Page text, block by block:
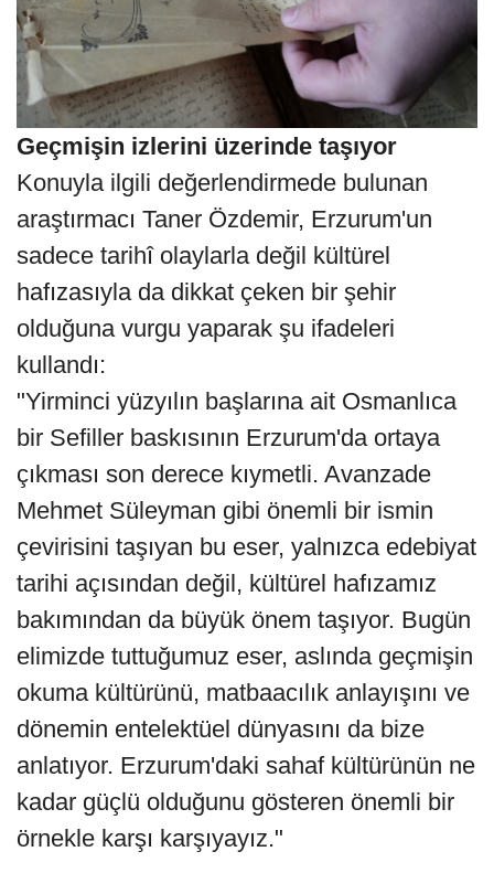
Geçmişin izlerini üzerinde taşıyor
Konuyla ilgili değerlendirmede bulunan
araştırmacı Taner Özdemir, Erzurum'un
sadece tarihî olaylarla değil kültürel
hafızasıyla da dikkat çeken bir şehir
olduğuna vurgu yaparak şu ifadeleri
kullandı:
"Yirminci yüzyılın başlarına ait Osmanlıca
bir Sefiller baskısının Erzurum'da ortaya
çıkması son derece kıymetli. Avanzade
Mehmet Süleyman gibi önemli bir ismin
çevirisini taşıyan bu eser, yalnızca edebiyat
tarihi açısından değil, kültürel hafızamız
bakımından da büyük önem taşıyor. Bugün
elimizde tuttuğumuz eser, aslında geçmişin
okuma kültürünü, matbaacılık anlayışını ve
dönemin entelektüel dünyasını da bize
anlatıyor. Erzurum'daki sahaf kültürünün ne
kadar güçlü olduğunu gösteren önemli bir
örnekle karşı karşıyayız."